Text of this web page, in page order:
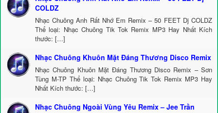
COLDZ
Nhạc Chuông Anh Rất Nhớ Em Remix – 50 FEET Dj COLDZ
Thể loại: Nhạc Chuông Tik Tok Remix MP3 Hay Nhất Kích
thước: […]
Nhạc Chuông Khuôn Mặt Đáng Thương Disco Remix
Nhạc Chuông Khuôn Mặt Đáng Thương Disco Remix – Sơn
Tùng M-TP Thể loại: Nhạc Chuông Tik Tok Remix MP3 Hay
Nhất Kích thước: […]
Nhạc Chuông Ngoài Vùng Yêu Remix – Jee Trần